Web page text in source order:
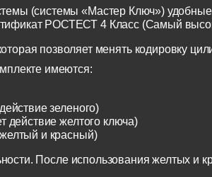
(системы «Мастер Ключ»)
РОСТЕСТ 4 Класс (Самый
позволяет менять кодировку
имеются:
зеленого)
действие желтого ключа)
и красный)
После использования желтых и